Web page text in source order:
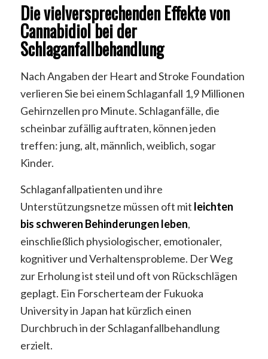
Die vielversprechenden Effekte von
Cannabidiol bei der
Schlaganfallbehandlung
Nach Angaben der Heart and Stroke Foundation
verlieren Sie bei einem Schlaganfall 1,9 Millionen
Gehirnzellen pro Minute. Schlaganfälle, die
scheinbar zufällig auftraten, können jeden
treffen: jung, alt, männlich, weiblich, sogar
Kinder.
Schlaganfallpatienten und ihre
Unterstützungsnetze müssen oft mit leichten
bis schweren Behinderungen leben,
einschließlich physiologischer, emotionaler,
kognitiver und Verhaltensprobleme. Der Weg
zur Erholung ist steil und oft von Rückschlägen
geplagt. Ein Forscherteam der Fukuoka
University in Japan hat kürzlich einen
Durchbruch in der Schlaganfallbehandlung
erzielt.